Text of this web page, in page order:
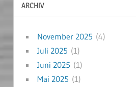
ARCHIV
November 2025 (4)
Juli 2025 (1)
Juni 2025 (1)
Mai 2025 (1)